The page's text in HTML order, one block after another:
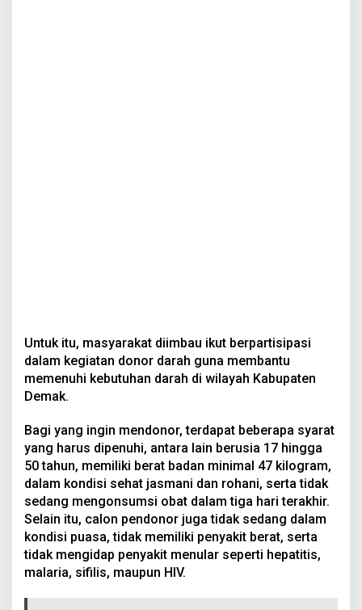
Untuk itu, masyarakat diimbau ikut berpartisipasi
dalam kegiatan donor darah guna membantu
memenuhi kebutuhan darah di wilayah Kabupaten
Demak.
Bagi yang ingin mendonor, terdapat beberapa syarat
yang harus dipenuhi, antara lain berusia 17 hingga
50 tahun, memiliki berat badan minimal 47 kilogram,
dalam kondisi sehat jasmani dan rohani, serta tidak
sedang mengonsumsi obat dalam tiga hari terakhir.
Selain itu, calon pendonor juga tidak sedang dalam
kondisi puasa, tidak memiliki penyakit berat, serta
tidak mengidap penyakit menular seperti hepatitis,
malaria, sifilis, maupun HIV.